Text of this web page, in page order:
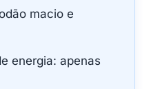
macio e
energia: apenas